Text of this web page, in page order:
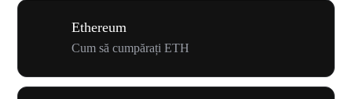
Ethereum
Cum să cumpărați ETH